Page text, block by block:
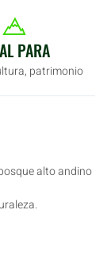
PARA
patrimonio
alto andino